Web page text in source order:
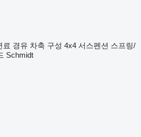
료 경유 차축 구성 4x4 서스펜션 스프링/
Schmidt